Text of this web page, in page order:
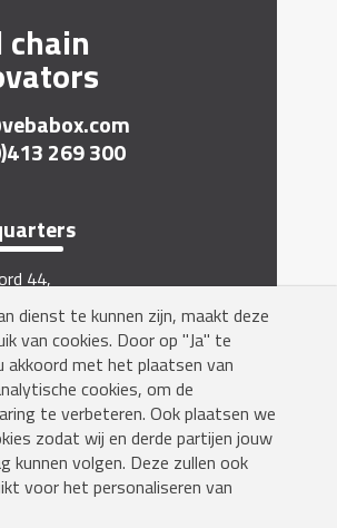
dienst te kunnen zijn, maakt deze
van cookies. Door op "Ja" te
akkoord met het plaatsen van
cookies, om de
te verbeteren. Ook plaatsen we
zodat wij en derde partijen jouw
kunnen volgen. Deze zullen ook
voor het personaliseren van
chain
269 300
44,
nieuwsbrief
Yes!